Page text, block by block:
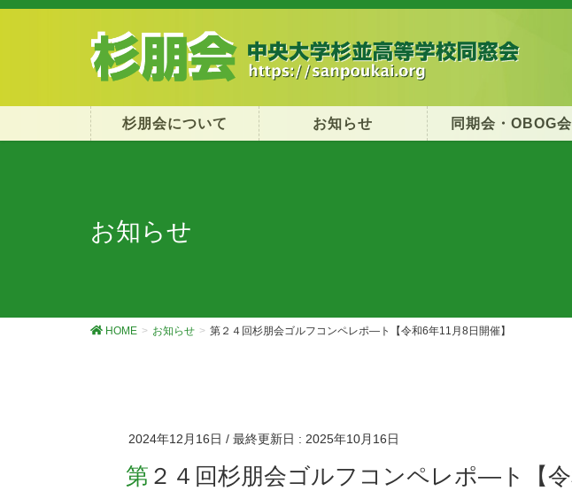
杉朋会について お知らせ 同期会・OBOG会
お知らせ
HOME お知らせ 第２４回杉朋会ゴルフコンペレポ―ト【令和6年11月8日開催】
2024年12月16日 / 最終更新日 : 2025年10月16日
第２４回杉朋会ゴルフコンペレポ―ト【令和6年11月8日開